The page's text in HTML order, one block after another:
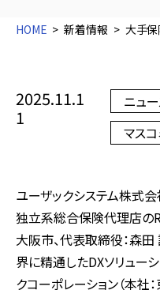
HOME 新着情報 大手保
2025.11.1
1
ニュ
マス
ユーザックシステム株式会
独立系総合保険代理店の
大阪市、代表取締役：森田
界に精通したDXソリュー
クコーポレーション（本